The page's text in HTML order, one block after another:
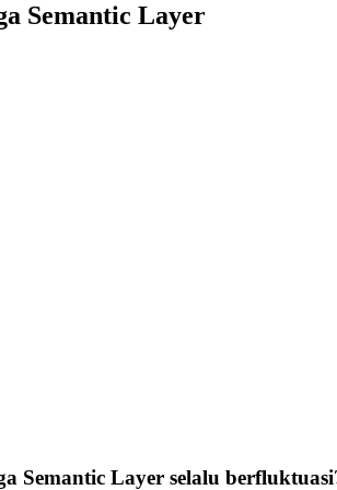
Semantic Layer
Semantic Layer selalu